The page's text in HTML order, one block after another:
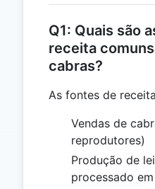
Q1: Quais são
receita
cabras?
As fontes de
Vendas de
reprodutores)
Produção de
processado